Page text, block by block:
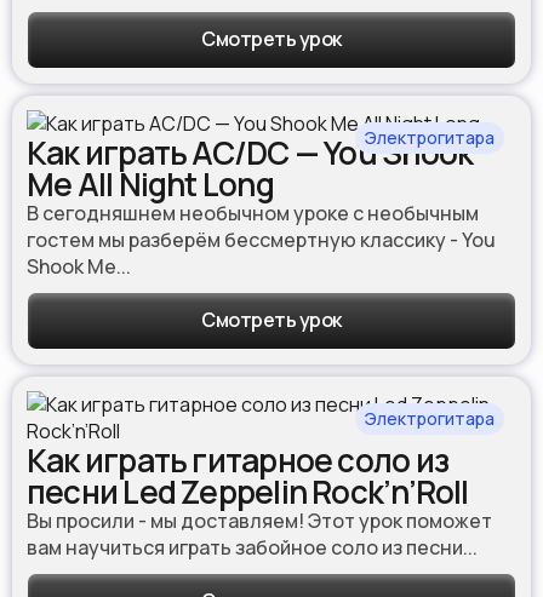
Смотреть урок
Электрогитара
Как играть AC/DC — You Shook
Me All Night Long
В сегодняшнем необычном уроке с необычным
гостем мы разберём бессмертную классику - You
Shook Me...
Смотреть урок
Электрогитара
Как играть гитарное соло из
песни Led Zeppelin Rock’n’Roll
Вы просили - мы доставляем! Этот урок поможет
вам научиться играть забойное соло из песни...